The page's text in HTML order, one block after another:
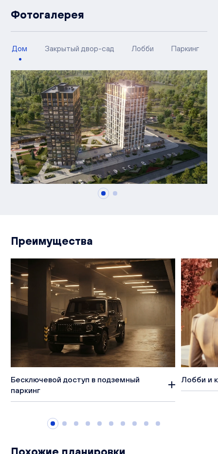
Фотогалерея
Дом Закрытый двор-сад Лобби Паркинг
Преимущества
Бесключевой доступ в подземный
паркинг
Лобби и